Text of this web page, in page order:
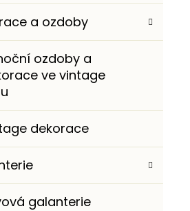
a ozdoby
ozdoby a
ve vintage
dekorace
galanterie